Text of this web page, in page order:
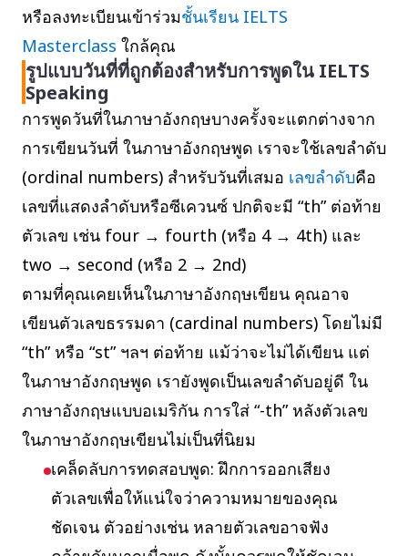
หรือลงทะเบียนเข้าร่วมชั้นเรียน IELTS
Masterclass ใกล้คุณ
รูปแบบวันที่ที่ถูกต้องสำหรับการพูดใน IELTS
Speaking
การพูดวันที่ในภาษาอังกฤษบางครั้งจะแตกต่างจาก
การเขียนวันที่ ในภาษาอังกฤษพูด เราจะใช้เลขลำดับ
(ordinal numbers) สำหรับวันที่เสมอ เลขลำดับคือ
เลขที่แสดงลำดับหรือซีเควนซ์ ปกติจะมี “th” ต่อท้าย
ตัวเลข เช่น four → fourth (หรือ 4 → 4th) และ
two → second (หรือ 2 → 2nd)
ตามที่คุณเคยเห็นในภาษาอังกฤษเขียน คุณอาจ
เขียนตัวเลขธรรมดา (cardinal numbers) โดยไม่มี
“th” หรือ “st” ฯลฯ ต่อท้าย แม้ว่าจะไม่ได้เขียน แต่
ในภาษาอังกฤษพูด เรายังพูดเป็นเลขลำดับอยู่ดี ใน
ภาษาอังกฤษแบบอเมริกัน การใส่ “-th” หลังตัวเลข
ในภาษาอังกฤษเขียนไม่เป็นที่นิยม
เคล็ดลับการทดสอบพูด: ฝึกการออกเสียง
ตัวเลขเพื่อให้แน่ใจว่าความหมายของคุณ
ชัดเจน ตัวอย่างเช่น หลายตัวเลขอาจฟัง